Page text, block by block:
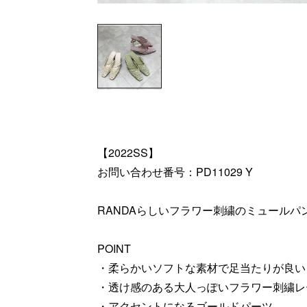
【2022SS】
お問い合わせ番号：PD11029 Y
RANDAらしいフラワー刺繍のミュールパ
POINT
・柔らかいソフトな素材で足当たりが良い
・透け感のある大人っぽいフラワー刺繍